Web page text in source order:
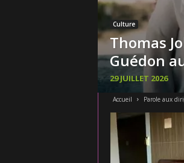
Culture
Thomas
Guédon
29 JUILLET 2026
Accueil Parole aux